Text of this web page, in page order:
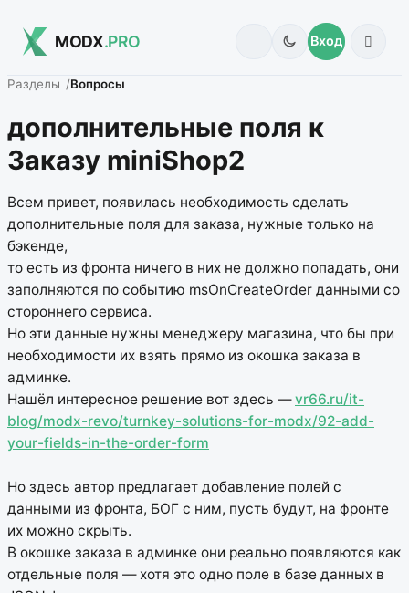
MODX.PRO Вход
Разделы Вопросы
дополнительные поля к
Заказу miniShop2
Всем привет, появилась необходимость сделать
дополнительные поля для заказа, нужные только на
бэкенде,
то есть из фронта ничего в них не должно попадать, они
заполняются по событию msOnCreateOrder данными со
стороннего сервиса.
Но эти данные нужны менеджеру магазина, что бы при
необходимости их взять прямо из окошка заказа в
админке.
Нашёл интересное решение вот здесь —vr66.ru/it-
blog/modx-revo/turnkey-solutions-for-modx/92-add-
your-fields-in-the-order-form
Но здесь автор предлагает добавление полей с
данными из фронта, БОГ с ним, пусть будут, на фронте
их можно скрыть.
В окошке заказа в админке они реально появляются как
отдельные поля — хотя это одно поле в базе данных в